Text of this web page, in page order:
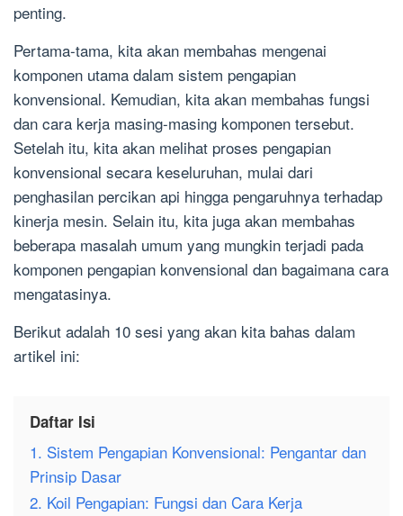
penting.
Pertama-tama, kita akan membahas mengenai
komponen utama dalam sistem pengapian
konvensional. Kemudian, kita akan membahas fungsi
dan cara kerja masing-masing komponen tersebut.
Setelah itu, kita akan melihat proses pengapian
konvensional secara keseluruhan, mulai dari
penghasilan percikan api hingga pengaruhnya terhadap
kinerja mesin. Selain itu, kita juga akan membahas
beberapa masalah umum yang mungkin terjadi pada
komponen pengapian konvensional dan bagaimana cara
mengatasinya.
Berikut adalah 10 sesi yang akan kita bahas dalam
artikel ini:
Daftar Isi
1. Sistem Pengapian Konvensional: Pengantar dan
Prinsip Dasar
2. Koil Pengapian: Fungsi dan Cara Kerja